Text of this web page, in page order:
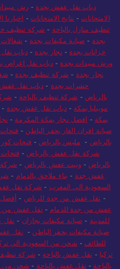
الرياض الي مصر- شحن من الرياض
دباب نقل عفش بجدة- رش
الامتحانات- نتايج الامتحانات-اخبارنا
تنظيف منازل بالباحة- شركة تنظيف
بجدة- صيانة مكيفات بجدة -شغالات
خزانات بجدة-نجار بجدة- دباب
ورش مبيدات بجدة -دباب نقل اغراض
نجار بجدة -شركة تنظيف بجدة -
حشرات بجدة- دباب نقل
بالرياض-شركة تنظيف بالباحة-
موبيليا بمكة -دباب نقل عفش بجدة-
بمكة -افضل نجار بمكة المكرمة-
صيانة افران الغاز بحفر الباطن-
بالرياض- مليس بالرياض -فتحات كور
شركة نقل عفش بالرياض
-
بالرياض
-ونيت عفش بالرياض-
عفش جدة
-بناء ملاحق بالدمام-
السعودية الى المغرب-شركة نقل
-نقل عفش من جدة للرياض-
عفش من جدة للدمام- نقل عفش من
للمدينة-صيانة مكيفات بجازان-
صيانة مكيفات بحفر الباطن-نقل
للطائف -شحن من السعودية الى
تركيا- نقل عفش بالباحة- شركة